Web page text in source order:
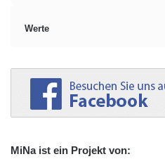
Werte
MiNa ist ein Projekt von: